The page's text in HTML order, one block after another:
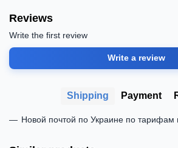
Reviews
Write the first review
Write a review
Shipping Payment
Новой почтой по Украине по тарифам